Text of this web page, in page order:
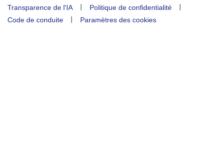
Transparence de l'IA
| Politique de confidentialité
|
Code de conduite
| Paramètres des cookies